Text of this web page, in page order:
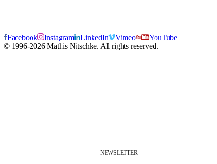
Facebook Instagram LinkedIn Vimeo
YouTube
© 1996-2026 Mathis Nitschke. All rights reserved.
NEWSLETTER